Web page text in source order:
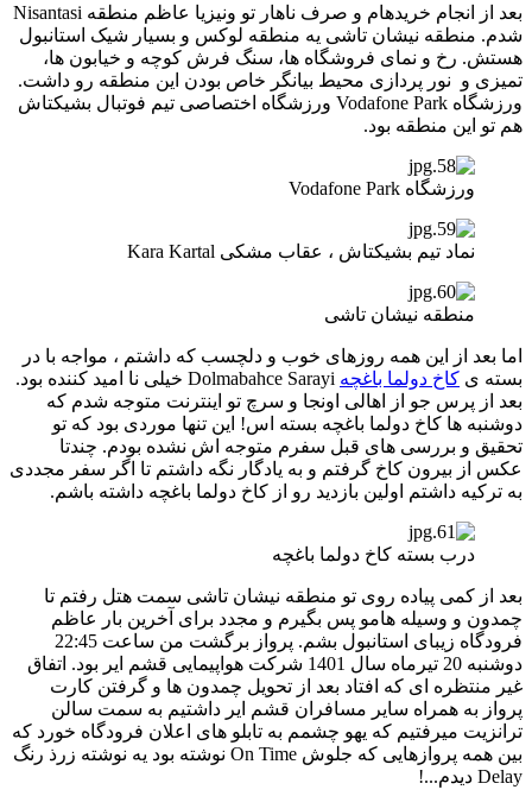
بعد از انجام خریدهام و صرف ناهار تو ونیزیا عاظم منطقه Nisantasi
شدم. منطقه نیشان تاشی یه منطقه لوکس و بسیار شیک استانبول
هستش. رخ و نمای فروشگاه ها، سنگ فرش کوچه و خیابون ها،
تمیزی و نور پردازی محیط بیانگر خاص بودن این منطقه رو داشت.
ورزشگاه Vodafone Park ورزشگاه اختصاصی تیم فوتبال بشیکتاش
هم تو این منطقه بود.
ورزشگاه Vodafone Park
نماد تیم بشیکتاش ، عقاب مشکی Kara Kartal
منطقه نیشان تاشی
اما بعد از این همه روزهای خوب و دلچسب که داشتم ، مواجه با در
بسته ی کاخ دولما باغچه
Dolmabahce Sarayi خیلی نا امید کننده بود.
بعد از پرس جو از اهالی اونجا و سرچ تو اینترنت متوجه شدم که
دوشنبه ها کاخ دولما باغچه بسته اس! این تنها موردی بود که تو
تحقیق و بررسی های قبل سفرم متوجه اش نشده بودم. چندتا
عکس از بیرون کاخ گرفتم و به یادگار نگه داشتم تا اگر سفر مجددی
به ترکیه داشتم اولین بازدید رو از کاخ دولما باغچه داشته باشم.
درب بسته کاخ دولما باغچه
بعد از کمی پیاده روی تو منطقه نیشان تاشی سمت هتل رفتم تا
چمدون و وسیله هامو پس بگیرم و مجدد برای آخرین بار عاظم
فرودگاه زیبای استانبول بشم. پرواز برگشت من ساعت 22:45
دوشنبه 20 تیرماه سال 1401 شرکت هواپیمایی قشم ایر بود. اتفاق
غیر منتظره ای که افتاد بعد از تحویل چمدون ها و گرفتن کارت
پرواز به همراه سایر مسافران قشم ایر داشتیم به سمت سالن
ترانزیت میرفتیم که یهو چشمم به تابلو های اعلان فرودگاه خورد که
بین همه پروازهایی که جلوش On Time نوشته بود یه نوشته زرذ رنگ
Delay دیدم...!